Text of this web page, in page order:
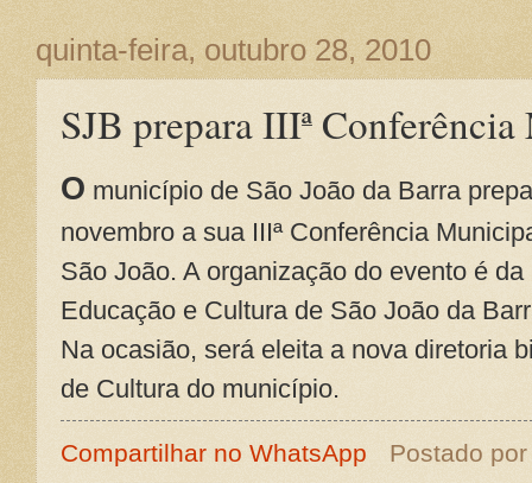
quinta-feira, outubro 28, 2010
SJB prepara IIIª
O município de São João da Barra
novembro a sua IIIª Conferência
São João. A organização do evento é
Educação e Cultura de São João da
Na ocasião, será eleita a nova diretoria
de Cultura do município.
Compartilhar no WhatsApp Postado